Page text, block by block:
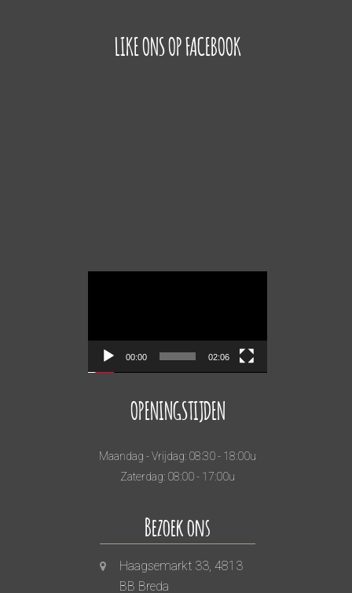
LIKE ONS OP FACEBOOK
00:00 02:06
OPENINGSTIJDEN
Maandag - Vrijdag: 08:30 - 18:00u
Zaterdag: 08:00 - 17:00u
Bezoek ons
Haagsemarkt 33, 4813
BB Breda